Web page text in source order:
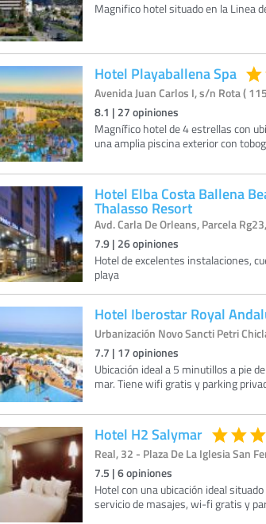
Magnifico hotel situado en la Linea
Hotel Playaballena Spa
Avenida Juan Carlos I, s/n Rota (
8.1 | 27 opiniones
Magnífico hotel de 4 estrellas con
una amplia piscina exterior con
Hotel Elba Costa Ballena
Thalasso Resort
Avd. Carla De Orleans, Parcela
7.9 | 26opiniones
Hotel de excelentes instalaciones,
playa
Hotel Iberostar Royal
Urbanización Novo Sancti Petri
7.7 | 17 opiniones
Ubicación ideal a 5 minutillos a pie
mar. Tiene wifi gratis y parking
Hotel H2 Salymar
Real, 32 - Plaza De La Iglesia San
7.5 | 6opiniones
Hotel con una ubicación ideal
servicio de masajes, wi-fi gratis y